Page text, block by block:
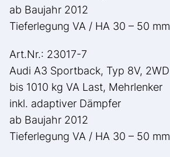
ab Baujahr 2012
Tieferlegung VA / HA 30 – 50 mm
Art.Nr.: 23017-7
Audi A3 Sportback, Typ 8V, 2WD
bis 1010 kg VA Last, Mehrlenker
inkl. adaptiver Dämpfer
ab Baujahr 2012
Tieferlegung VA / HA 30 – 50 mm